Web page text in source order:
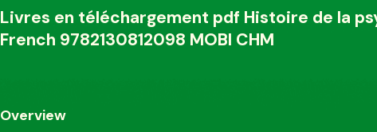
Livres en téléchargement pdf Histoire de la
French 9782130812098 MOBI CHM
Overview